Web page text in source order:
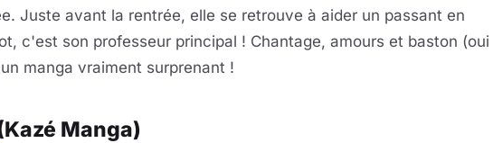
Juste avant la rentrée, elle se retrouve à aider un passant en
c'est son professeur principal ! Chantage, amours et baston (oui
manga vraiment surprenant !
Manga)